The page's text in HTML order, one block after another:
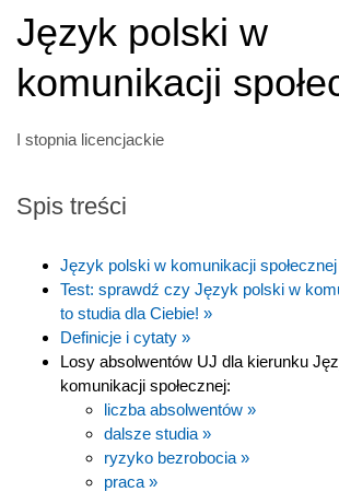
Język polski w
komunikacji
I stopnia licencjackie
Spis treści
Język polski w komunikacji
Test: sprawdź czy Język polski w
to studia dla Ciebie! »
Definicje i cytaty »
Losy absolwentów UJ dla kierunku
komunikacji społecznej:
liczba absolwentów »
dalsze studia »
ryzyko bezrobocia »
praca »